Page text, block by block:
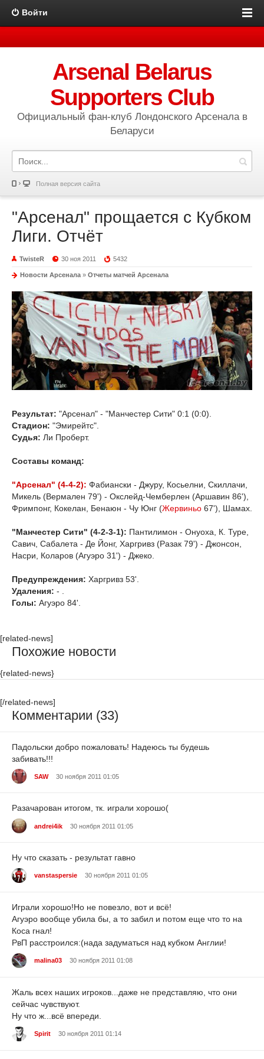
Войти
Arsenal Belarus
Supporters Club
Официальный фан-клуб Лондонского Арсенала в
Беларуси
Полная версия сайта
"Арсенал" прощается с Кубком
Лиги. Отчёт
TwisteR 30 ноя 2011 5432
Новости Арсенала » Отчеты матчей Арсенала
Результат: "Арсенал" - "Манчестер Сити" 0:1 (0:0).
Стадион: "Эмирейтс".
Судья: Ли Проберт.
Составы команд:
"Арсенал" (4-4-2): Фабиански - Джуру, Косьелни, Скиллачи,
Микель (Вермален 79') - Окслейд-Чемберлен (Аршавин 86'),
Фримпонг, Кокелан, Бенаюн - Чу Юнг (Жервиньо 67'), Шамах.
"Манчестер Сити" (4-2-3-1): Пантилимон - Онуоха, К. Туре,
Савич, Сабалета - Де Йонг, Харгривз (Разак 79') - Джонсон,
Насри, Коларов (Агуэро 31') - Джеко.
Предупреждения: Харгривз 53'.
Удаления: - .
Голы: Агуэро 84'.
[related-news]
Похожие новости
{related-news}
[/related-news]
Комментарии (33)
Падольски добро пожаловать! Надеюсь ты будешь
забивать!!!
SAW 30 ноября 2011 01:05
Разачарован итогом, тк. играли хорошо(
andrei4ik 30 ноября 2011 01:05
Ну что сказать - результат гавно
vanstaspersie 30 ноября 2011 01:05
Играли хорошо!Но не повезло, вот и всё!
Агуэро вообще убила бы, а то забил и потом еще что то на
Коса гнал!
РвП расстроился:(нада задуматься над кубком Англии!
malina03 30 ноября 2011 01:08
Жаль всех наших игроков...даже не представляю, что они
сейчас чувствуют.
Ну что ж...всё впереди.
Spirit 30 ноября 2011 01:14